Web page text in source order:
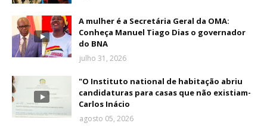
A mulher é a Secretária Geral da OMA:
Conheça Manuel Tiago Dias o governador
do BNA
julho 31, 2026
"O Instituto national de habitação abriu
candidaturas para casas que não existiam-
Carlos Inácio
agosto 05, 2026